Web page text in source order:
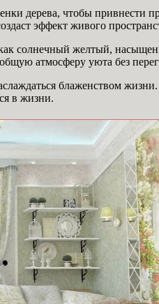
дерева, чтобы привнести
эффект живого
солнечный желтый,
атмосферу уюта без
блаженством жизни.
в жизни.